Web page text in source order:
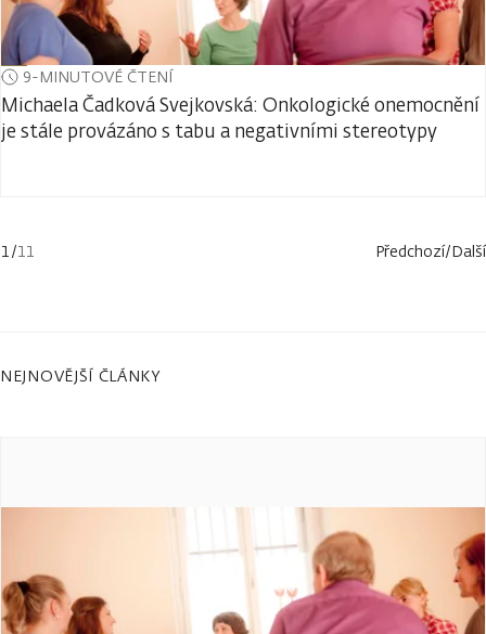
9-MINUTOVÉ ČTENÍ
Michaela Čadková Svejkovská: Onkologické onemocnění
je stále provázáno s tabu a negativními stereotypy
1/11 Předchozí/Další
NEJNOVĚJŠÍ ČLÁNKY